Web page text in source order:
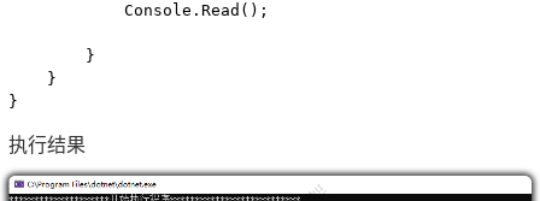
            Console.Read();
        }
    }
}
执行结果